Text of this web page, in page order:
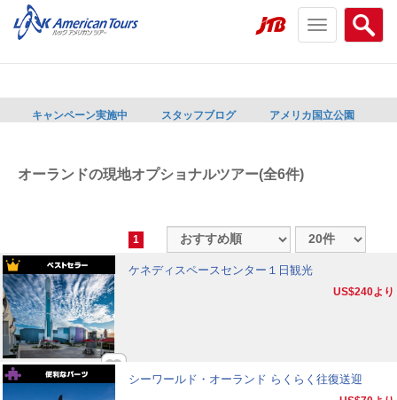
Search
menu
Toggle
navigation
キャンペーン実施中 スタッフブログ アメリカ国立公園
オーランドの現地オプショナルツアー(全6件)
1
ケネディスペースセンター１日観光
US$240より
シーワールド・オーランド らくらく往復送迎